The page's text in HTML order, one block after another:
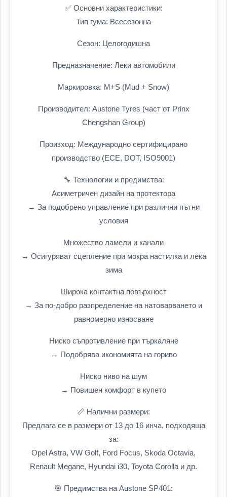
✅ Основни характеристики:
Тип гума: Всесезонна
Сезон: Целогодишна
Предназначение: Леки автомобили
Маркировка: M+S (Mud + Snow)
Производител: Austone Tyres (част от Prinx
Chengshan Group)
Произход: Международно сертифицирано
производство (ECE, DOT, ISO9001)
🔧 Технологии и предимства:
Асиметричен дизайн на протектора
→ За подобрено управление при различни пътни
условия
Множество ламели и канали
→ Осигуряват сцепление при мокра настилка и лека
зима
Широка контактна повърхност
→ За по-добро разпределение на натоварването и
равномерно износване
Ниско съпротивление при търкаляне
→ Подобрява икономията на гориво
Ниско ниво на шум
→ Повишен комфорт в купето
📏 Налични размери:
Предлага се в размери от 13 до 16 инча, подходяща
за:
Opel Astra, VW Golf, Ford Focus, Skoda Octavia,
Renault Megane, Hyundai i30, Toyota Corolla и др.
🎯 Предимства на Austone SP401: